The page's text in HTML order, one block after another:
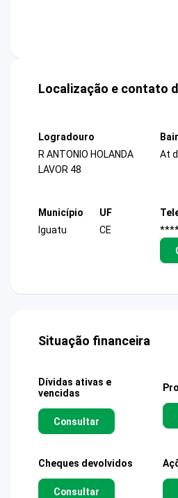
Localização e contato
Logradouro
R ANTONIO HOLANDA
LAVOR 48
At
Município
Iguatu
UF
CE
Situação financeira
Dívidas ativas e
vencidas
Consultar
Cheques devolvidos
Consultar